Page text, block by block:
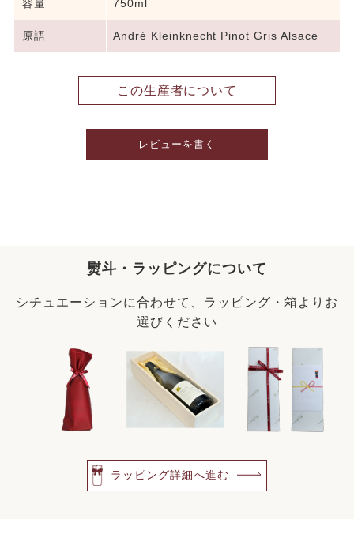
容量 750ml
原語 André Kleinknecht Pinot Gris Alsace
この生産者について
レビューを書く
熨斗・ラッピングについて
シチュエーションに合わせて、ラッピング・箱よりお
選びください
ラッピング詳細へ進む